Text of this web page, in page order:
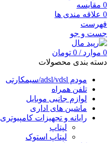
0 مقایسه
0 علاقه مندی ها
فهرست
جست و جو
0 موارد /
0 تومان
دسته بندی محصولات
مودم adsl/vdsl/سیمکارتی
تلفن همراه
لوازم جانبی موبایل
ماشین های اداری
رایانه و تجهیزات کامپیوتری
لپتاپ
لپتاپ استوک